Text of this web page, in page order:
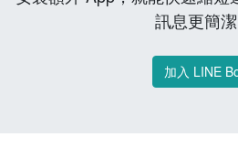
訊息更簡潔
加入 LINE